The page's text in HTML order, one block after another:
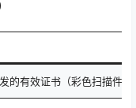
的有效证书（彩色扫描件）